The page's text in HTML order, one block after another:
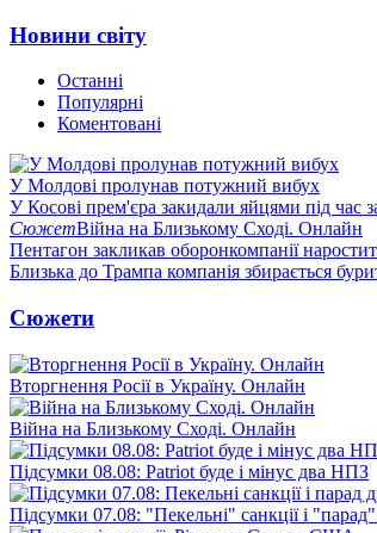
Новини світу
Останні
Популярні
Коментовані
У Молдові пролунав потужний вибух
У Косові прем'єра закидали яйцями під час
СюжетВійна на Близькому Сході. Онлайн
Пентагон закликав оборонкомпанії
Близька до Трампа компанія збирається
Сюжети
Вторгнення Росії в Україну. Онлайн
Війна на Близькому Сході. Онлайн
Підсумки 08.08: Patriot буде і мінус два НПЗ
Підсумки 07.08: "Пекельні" санкції і